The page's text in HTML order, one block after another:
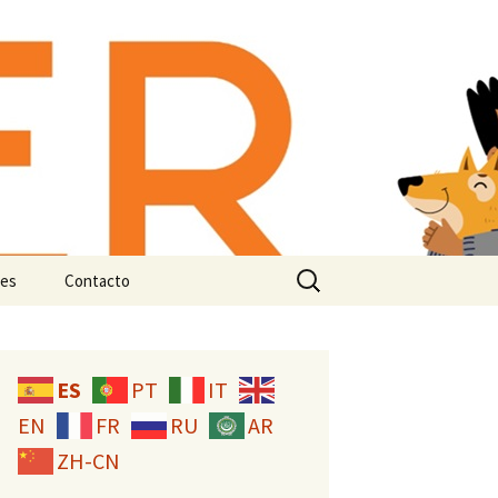
animal:
Contacto
Buscar:
ES PT
IT
EN
FR RU
AR
ZH-CN